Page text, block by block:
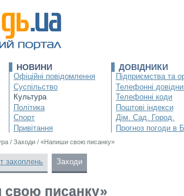
НОВИНИ
Офіційні повідомлення
Суспільство
Культура
Політика
Спорт
Привітання
ДОВІДНИКИ
Підприємства та
Телефонні
Телефонні коди
Поштові індекси
Дім. Сад. Город.
Прогноз погоди в
/ Заходи / «Напиши свою писанку»
захоплень Заходи
писанку»